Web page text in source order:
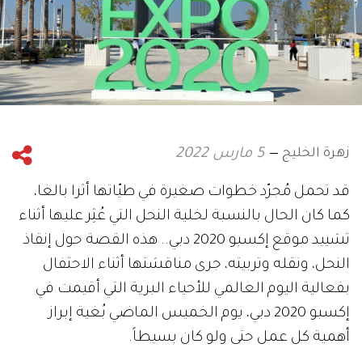
زهرة الخليج 5 مارس 2022
قد تحمل مُجرّد خطوات صغيرة في طيّاتها أثرا بالغا،
كما كان الحال بالنسبة لخلية النحل التي عُثِر عليها أثناء
تشييد موقع إكسبو 2020 دبي.. هذه القصة حول إنقاذ
النحل، ونقله وتربيته، جرى مناقشتها أثناء الاحتفال
بفعالية اليوم العالمي للأحياء البرية التي أقيمت في
إكسبو 2020 دبي، يوم الخميس الماضي بُغية إبراز
أهمية كل عمل حتى ولو كان بسيطاً.